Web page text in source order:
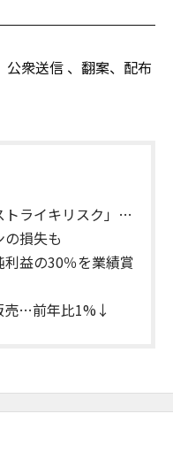
衆送信 、翻案、配布
トライキリスク」…
損失も
益の30％を業績賞
売…前年比1%↓